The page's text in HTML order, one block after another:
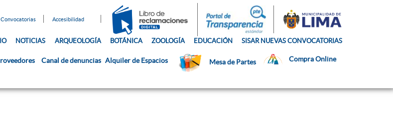
Convocatorias Accesibilidad
NOTICIAS ARQUEOLOGÍA BOTÁNICA ZOOLOGÍA EDUCACIÓN SISAR NUEVAS CONVOCATORIAS
Compra Online
Mesa de Partes
Alquiler de Espacios
Canal de denuncias